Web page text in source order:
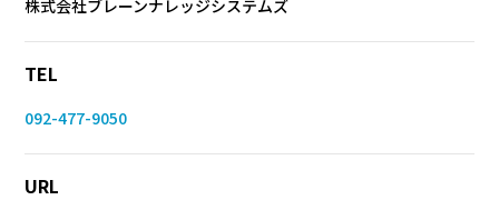
株式会社ブレーンナレッジシステムズ
TEL
092-477-9050
URL